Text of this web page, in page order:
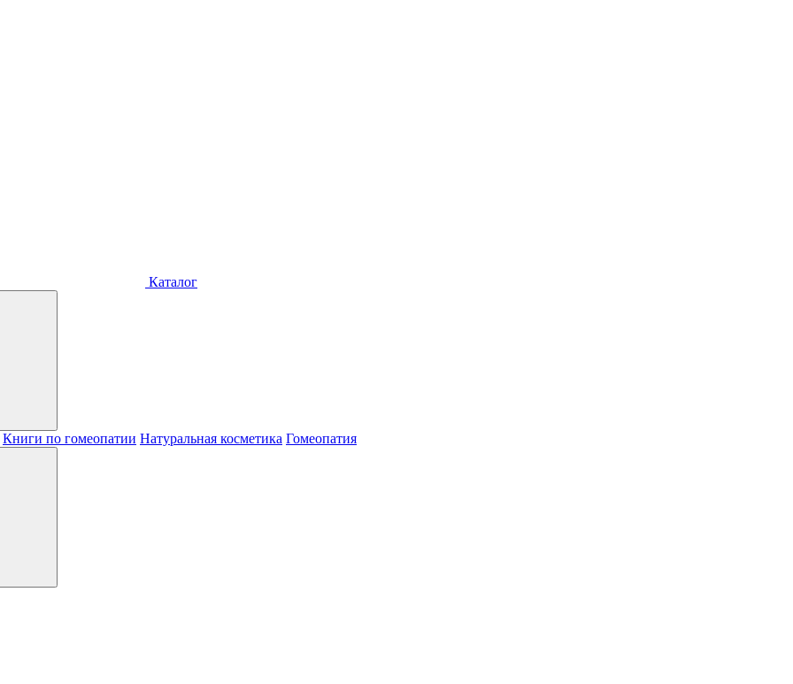
Каталог
Книги по гомеопатии Натуральная косметика Гомеопатия